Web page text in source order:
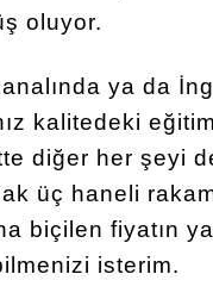
oluyor.
ya da
kalitedeki
diğer her şeyi
üç haneli
biçilen fiyatın
isterim.